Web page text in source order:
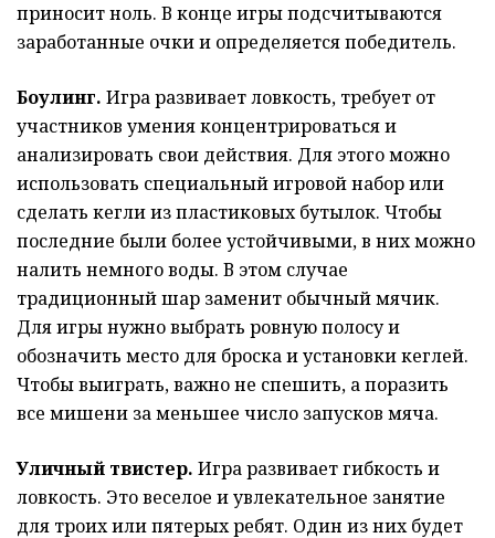
приносит ноль. В конце игры подсчитываются
заработанные очки и определяется победитель.
Боулинг. Игра развивает ловкость, требует от
участников умения концентрироваться и
анализировать свои действия. Для этого можно
использовать специальный игровой набор или
сделать кегли из пластиковых бутылок. Чтобы
последние были более устойчивыми, в них можно
налить немного воды. В этом случае
традиционный шар заменит обычный мячик.
Для игры нужно выбрать ровную полосу и
обозначить место для броска и установки кеглей.
Чтобы выиграть, важно не спешить, а поразить
все мишени за меньшее число запусков мяча.
Уличный твистер. Игра развивает гибкость и
ловкость. Это веселое и увлекательное занятие
для троих или пятерых ребят. Один из них будет